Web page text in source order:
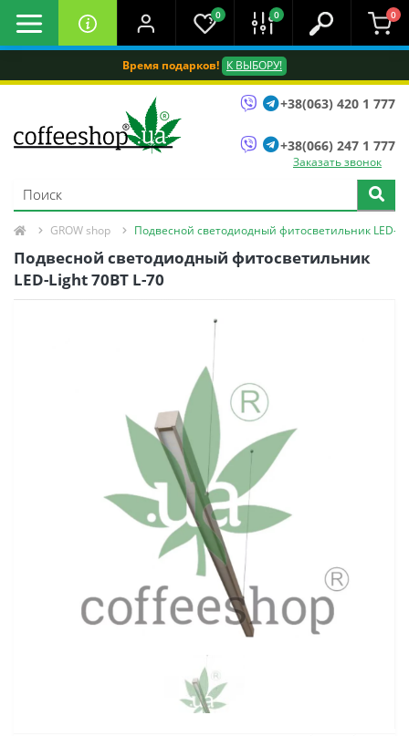
Время подарков! К ВЫБОРУ!
0 0 0
+38(063) 420 1 777
+38(066) 247 1 777
Заказать звонок
GROW shop Подвесной светодиодный фитосветильник LED-
Подвесной светодиодный фитосветильник
LED-Light 70ВТ L-70